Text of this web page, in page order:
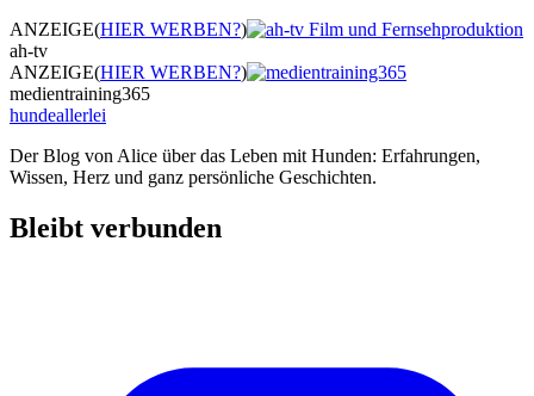
ANZEIGE(HIER WERBEN?)
ah-tv
ANZEIGE(HIER WERBEN?)
medientraining365
hundeallerlei
Der Blog von Alice über das Leben mit Hunden: Erfahrungen,
Wissen, Herz und ganz persönliche Geschichten.
Bleibt verbunden